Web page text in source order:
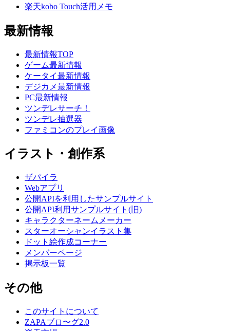
楽天kobo Touch活用メモ
最新情報
最新情報TOP
ゲーム最新情報
ケータイ最新情報
デジカメ最新情報
PC最新情報
ツンデレサーチ！
ツンデレ抽選器
ファミコンのプレイ画像
イラスト・創作系
ザパイラ
Webアプリ
公開APIを利用したサンプルサイト
公開API利用サンプルサイト(旧)
キャラクターネームメーカー
スターオーシャンイラスト集
ドット絵作成コーナー
メンバーページ
掲示板一覧
その他
このサイトについて
ZAPAブロ〜グ2.0